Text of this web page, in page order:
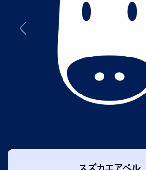
前へ
スズカエアベル